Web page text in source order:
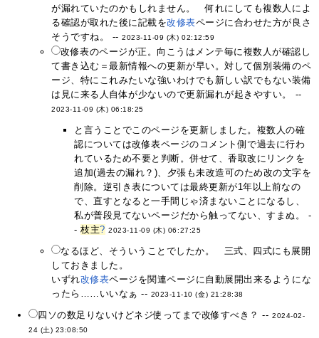
が漏れていたのかもしれません。 何れにしても複数人によ
る確認が取れた後に記載を改修表ページに合わせた方が良さ
そうですね。 --2023-11-09 (木) 02:12:59
改修表のページが正。向こうはメンテ毎に複数人が確認し
て書き込む＝最新情報への更新が早い。対して個別装備のペ
ージ、特にこれみたいな強いわけでも新しい訳でもない装備
は見に来る人自体が少ないので更新漏れが起きやすい。 --
2023-11-09 (木) 06:18:25
と言うことでこのページを更新しました。複数人の確
認については改修表ページのコメント側で過去に行わ
れているため不要と判断。併せて、香取改にリンクを
追加(過去の漏れ？)、夕張も未改造可のため改の文字を
削除。逆引き表については最終更新が1年以上前なの
で、直すとなると一手間じゃ済まないことになるし、
私が普段見てないページだから触ってない、すまぬ。 -
-枝主? 2023-11-09 (木) 06:27:25
なるほど、そういうことでしたか。 三式、四式にも展開
しておきました。
いずれ改修表ページを関連ページに自動展開出来るようにな
ったら……いいなぁ -- 2023-11-10 (金) 21:28:38
四ソの数足りないけどネジ使ってまで改修すべき？ --2024-02-
24 (土) 23:08:50